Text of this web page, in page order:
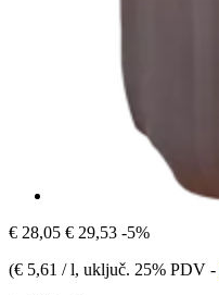
€ 28,05 € 29,53 -5%
(€ 5,61 / l, uključ. 25% PDV -